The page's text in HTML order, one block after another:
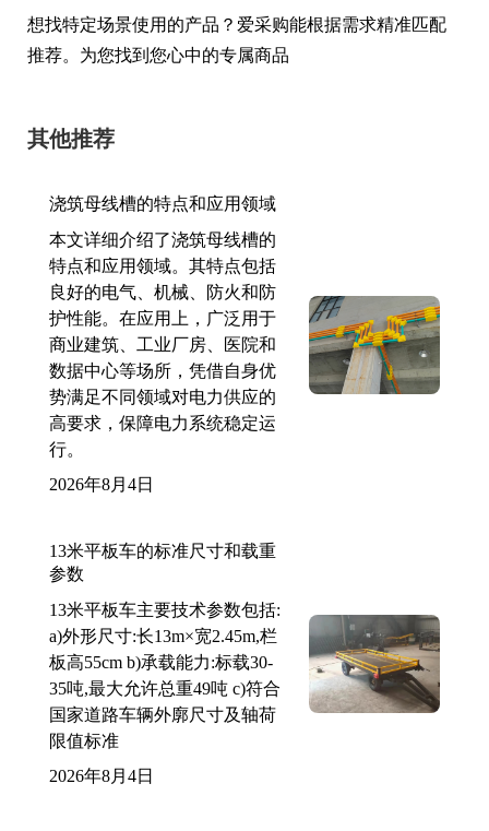
想找特定场景使用的产品？爱采购能根据需求精准匹配
推荐。为您找到您心中的专属商品
其他推荐
浇筑母线槽的特点和应用领域
本文详细介绍了浇筑母线槽的
特点和应用领域。其特点包括
良好的电气、机械、防火和防
护性能。在应用上，广泛用于
商业建筑、工业厂房、医院和
数据中心等场所，凭借自身优
势满足不同领域对电力供应的
高要求，保障电力系统稳定运
行。
2026年8月4日
13米平板车的标准尺寸和载重
参数
13米平板车主要技术参数包括:
a)外形尺寸:长13m×宽2.45m,栏
板高55cm b)承载能力:标载30-
35吨,最大允许总重49吨 c)符合
国家道路车辆外廓尺寸及轴荷
限值标准
2026年8月4日